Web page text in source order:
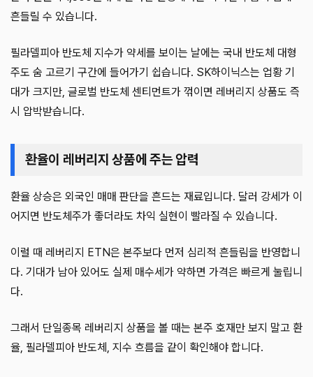
흔들릴 수 있습니다.
필라델피아 반도체 지수가 약세를 보이는 날에는 국내 반도체 대형
주도 숨 고르기 구간에 들어가기 쉽습니다. SK하이닉스는 업황 기
대가 크지만, 글로벌 반도체 센티먼트가 꺾이면 레버리지 상품도 즉
시 압박받습니다.
환율이 레버리지 상품에 주는 압력
환율 상승은 외국인 매매 판단을 흔드는 재료입니다. 달러 강세가 이
어지면 반도체주가 좋더라도 차익 실현이 빨라질 수 있습니다.
이럴 때 레버리지 ETN은 본주보다 먼저 심리적 흔들림을 반영합니
다. 기대가 남아 있어도 실제 매수세가 약하면 가격은 빠르게 눌립니
다.
그래서 단일종목 레버리지 상품을 볼 때는 본주 호재만 보지 말고 환
율, 필라델피아 반도체, 지수 흐름을 같이 확인해야 합니다.